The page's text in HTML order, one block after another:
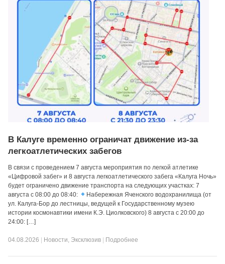
В Калуге временно ограничат движение из-за
легкоатлетических забегов
В связи с проведением 7 августа мероприятия по легкой атлетике
«Цифровой забег» и 8 августа легкоатлетического забега «Калуга Ночь»
будет ограничено движение транспорта на следующих участках: 7
августа с 08:00 до 08:40:
Набережная Яченского водохранилища (от
ул. Калуга-Бор до лестницы, ведущей к Государственному музею
истории космонавтики имени К.Э. Циолковского) 8 августа с 20:00 до
24:00: […]
04.08.2026 Новости, Эксклюзив Подробнее